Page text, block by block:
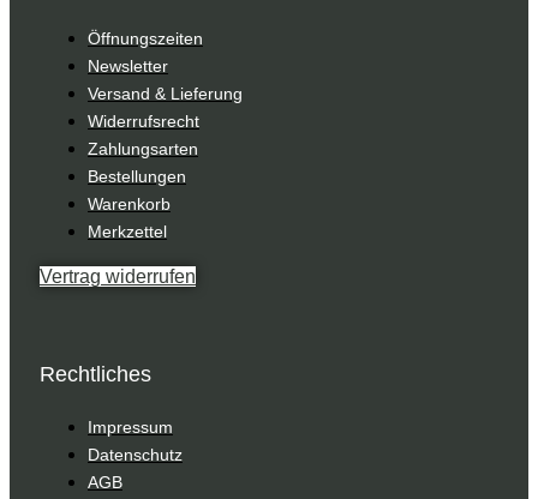
Öffnungszeiten
Newsletter
Versand & Lieferung
Widerrufsrecht
Zahlungsarten
Bestellungen
Warenkorb
Merkzettel
Vertrag widerrufen
Rechtliches
Impressum
Datenschutz
AGB